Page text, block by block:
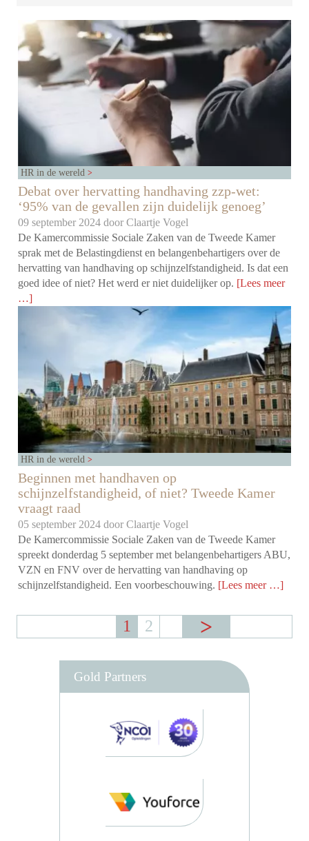
HR in de wereld
Debat over hervatting handhaving zzp-wet:
‘95% van de gevallen zijn duidelijk genoeg’
09 september 2024 doorClaartje Vogel
De Kamercommissie Sociale Zaken van de Tweede Kamer
sprak met de Belastingdienst en belangenbehartigers over de
hervatting van handhaving op schijnzelfstandigheid. Is dat een
goed idee of niet? Het werd er niet duidelijker op. [Lees meer
…]
HR in de wereld
Beginnen met handhaven op
schijnzelfstandigheid, of niet? Tweede Kamer
vraagt raad
05 september 2024 doorClaartje Vogel
De Kamercommissie Sociale Zaken van de Tweede Kamer
spreekt donderdag 5 september met belangenbehartigers ABU,
VZN en FNV over de hervatting van handhaving op
schijnzelfstandigheid. Een voorbeschouwing. [Lees meer …]
1 2
Gold Partners